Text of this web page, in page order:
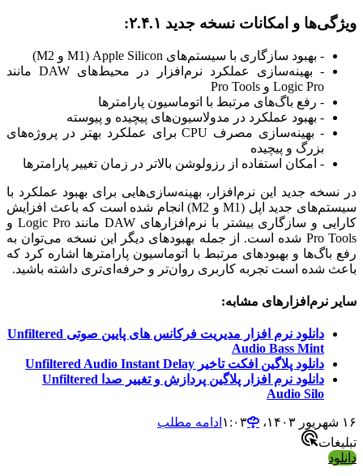
ویژگی‌ها و امکانات نسخه جدید ۲.۴.۱:
- بهبود سازگاری با سیستم‌های Apple Silicon (M1 و M2)
- بهینه‌سازی عملکرد نرم‌افزار در محیط‌های DAW مانند
Logic Pro و Pro Tools
- رفع باگ‌های مرتبط با اتوماسیون پارامترها
- بهبود عملکرد در مدولاسیون‌های پیچیده و پیوسته
- بهینه‌سازی مصرف CPU برای عملکرد بهتر در پروژه‌های
بزرگ و پیچیده
- امکان استفاده از رزولوشن بالاتر در زمان تغییر پارامترها
در نسخه جدید این نرم‌افزار، بهینه‌سازی‌هایی برای بهبود عملکرد با
سیستم‌های جدید اپل (M1 و M2) انجام شده است که باعث افزایش
کارایی و سازگاری بیشتر با نرم‌افزارهای DAW مانند Logic Pro و
Pro Tools شده است. از جمله بهبودهای دیگر این نسخه می‌توان به
رفع باگ‌ها و بهبودهای مرتبط با اتوماسیون پارامترها اشاره کرد که
باعث شده است تجربه کاربری روان‌تر و حرفه‌ای‌تری داشته باشید.
سایر نرم‌افزارهای مشابه:
دانلود نرم افزار مدیریت فرکانس های پایین صوتی Unfiltered
Audio Bass Mint
دانلود پلاگین افکت تاخیر Unfiltered Audio Instant Delay
دانلود نرم افزار پلاگین پردازش و تغییر صدا Unfiltered
Audio Silo
۱۶ شهریور ۱۴۰۳،‏ ۱:۰۳
ادامه مطلب
تبلیغات
دانلود